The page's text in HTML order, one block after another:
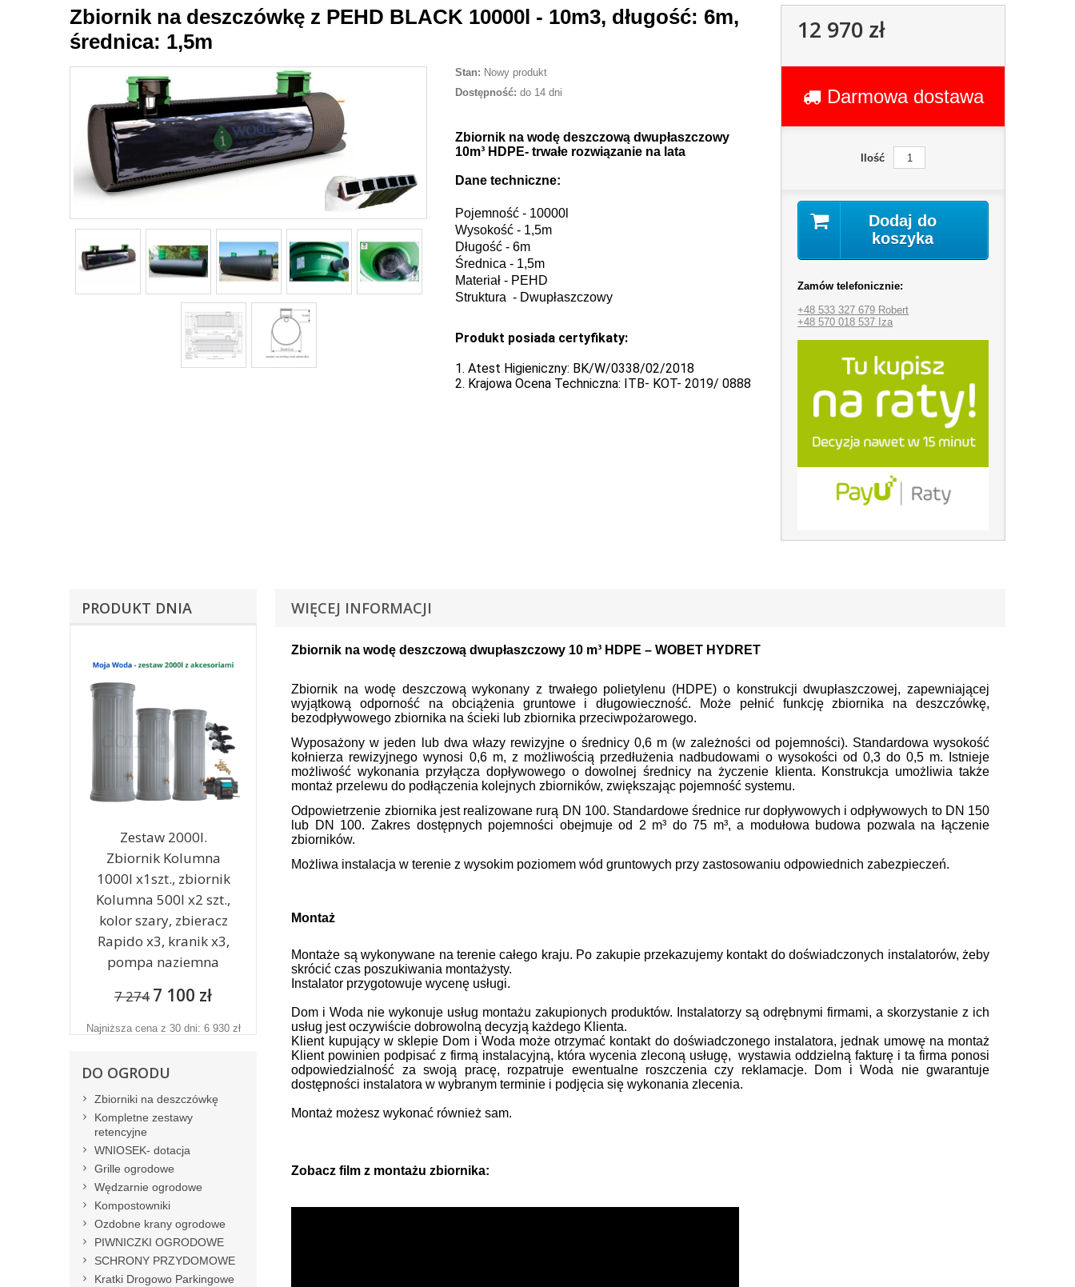
Zbiornik na deszczówkę z PEHD BLACK 10000l - 10m3, długość: 6m,
średnica: 1,5m
Stan: Nowy produkt
Dostępność: do 14 dni
Zbiornik na wodę deszczową dwupłaszczowy
10m³ HDPE- trwałe rozwiązanie na lata
Dane techniczne:
Pojemność - 10000l
Wysokość - 1,5m
Długość - 6m
Średnica - 1,5m
Materiał - PEHD
Struktura - Dwupłaszczowy
Produkt posiada certyfikaty:
1. Atest Higieniczny: BK/W/0338/02/2018
2. Krajowa Ocena Techniczna: ITB- KOT- 2019/ 0888
12 970 zł
Darmowa dostawa
Ilość
Dodaj do
koszyka
Zamów telefonicznie:
+48 533 327 679 Robert
+48 570 018 537 Iza
WIĘCEJ INFORMACJI
Zbiornik na wodę deszczową dwupłaszczowy 10 m³ HDPE – WOBET HYDRET
Zbiornik na wodę deszczową wykonany z trwałego polietylenu (HDPE) o konstrukcji dwupłaszczowej, zapewniającej
wyjątkową odporność na obciążenia gruntowe i długowieczność. Może pełnić funkcję zbiornika na deszczówkę,
bezodpływowego zbiornika na ścieki lub zbiornika przeciwpożarowego.
Wyposażony w jeden lub dwa włazy rewizyjne o średnicy 0,6 m (w zależności od pojemności). Standardowa wysokość
kołnierza rewizyjnego wynosi 0,6 m, z możliwością przedłużenia nadbudowami o wysokości od 0,3 do 0,5 m. Istnieje
możliwość wykonania przyłącza dopływowego o dowolnej średnicy na życzenie klienta. Konstrukcja umożliwia także
montaż przelewu do podłączenia kolejnych zbiorników, zwiększając pojemność systemu.
Odpowietrzenie zbiornika jest realizowane rurą DN 100. Standardowe średnice rur dopływowych i odpływowych to DN 150
lub DN 100. Zakres dostępnych pojemności obejmuje od 2 m³ do 75 m³, a modułowa budowa pozwala na łączenie
zbiorników.
Możliwa instalacja w terenie z wysokim poziomem wód gruntowych przy zastosowaniu odpowiednich zabezpieczeń.
Montaż
Montaże są wykonywane na terenie całego kraju. Po zakupie przekazujemy kontakt do doświadczonych instalatorów, żeby
skrócić czas poszukiwania montażysty.
Instalator przygotowuje wycenę usługi.
Dom i Woda nie wykonuje usług montażu zakupionych produktów. Instalatorzy są odrębnymi firmami, a skorzystanie z ich
usług jest oczywiście dobrowolną decyzją każdego Klienta.
Klient kupujący w sklepie Dom i Woda może otrzymać kontakt do doświadczonego instalatora, jednak umowę na montaż
Klient powinien podpisać z firmą instalacyjną, która wycenia zleconą usługę, wystawia oddzielną fakturę i ta firma ponosi
odpowiedzialność za swoją pracę, rozpatruje ewentualne roszczenia czy reklamacje. Dom i Woda nie gwarantuje
dostępności instalatora w wybranym terminie i podjęcia się wykonania zlecenia.
Montaż możesz wykonać również sam.
Zobacz film z montażu zbiornika:
PRODUKT DNIA
Zestaw 2000l.
Zbiornik Kolumna
1000l x1szt., zbiornik
Kolumna 500l x2 szt.,
kolor szary, zbieracz
Rapido x3, kranik x3,
pompa naziemna
7 274 7 100 zł
Najniższa cena z 30 dni: 6 930 zł
DO OGRODU
Zbiorniki na deszczówkę
Kompletne zestawy
retencyjne
WNIOSEK- dotacja
Grille ogrodowe
Wędzarnie ogrodowe
Kompostowniki
Ozdobne krany ogrodowe
PIWNICZKI OGRODOWE
SCHRONY PRZYDOMOWE
Kratki Drogowo Parkingowe